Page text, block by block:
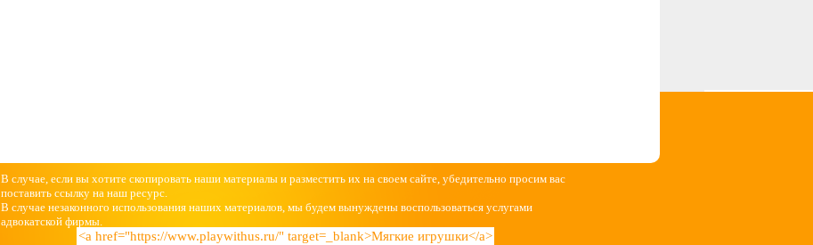
В случае, если вы хотите скопировать наши материалы и разместить их на своем сайте, убедительно просим вас
поставить ссылку на наш ресурс.
В случае незаконного использования наших материалов, мы будем вынуждены воспользоваться услугами
адвокатской фирмы.
<a href="https://www.playwithus.ru/" target=_blank>Мягкие игрушки</a>